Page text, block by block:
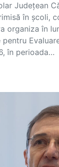
Județean
în școli,
organiza în
în perioada…